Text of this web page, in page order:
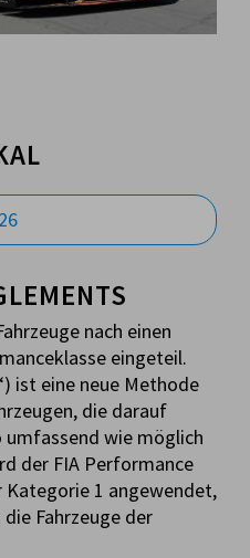
nach einen
eingeteil.
ist eine neue Methode
die darauf
umfassend wie möglich
der FIA Performance
Kategorie 1 angewendet,
Fahrzeuge der